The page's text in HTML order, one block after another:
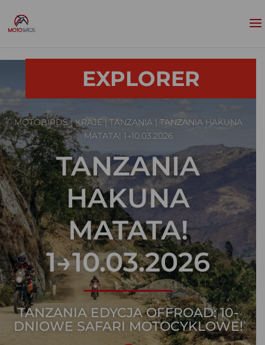
EXPLORER
MOTOBIRDS|KRAJE TANZANIA| TANZANIA HAKUNA
MATATA! 1→10.03.2026
TANZANIA
HAKUNA
MATATA!
1→10.03.2026
TANZANIA EDYCJA OFFROAD: 10-
DNIOWE SAFARI MOTOCYKLOWE!